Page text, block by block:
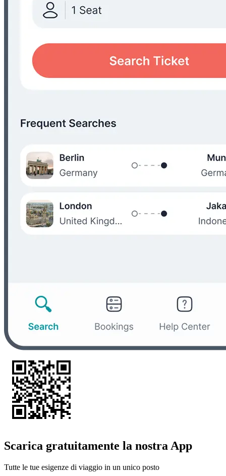
Scarica gratuitamente la nostra App
Tutte le tue esigenze di viaggio in un unico posto